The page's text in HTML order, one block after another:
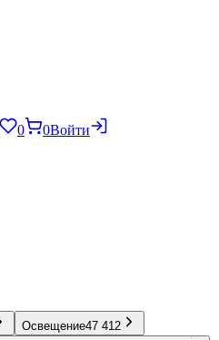
0 0Войти
Освещение47 412